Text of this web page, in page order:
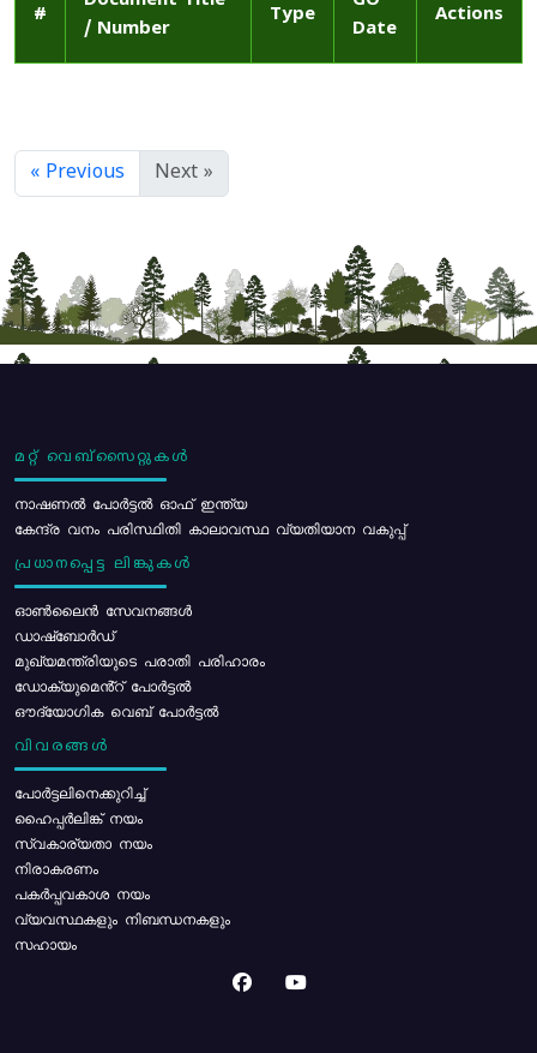
#
/ Number
Type
Date
Actions
« Previous Next »
മറ്റ് വെബ്സൈറ്റുകൾ
നാഷണൽ പോർട്ടൽ ഓഫ് ഇന്ത്യ
കേന്ദ്ര വനം പരിസ്ഥിതി കാലാവസ്ഥ വ്യതിയാന വകുപ്പ്
പ്രധാനപ്പെട്ട ലിങ്കുകൾ
ഓൺലൈൻ സേവനങ്ങൾ
ഡാഷ്ബോർഡ്
മുഖ്യമന്ത്രിയുടെ പരാതി പരിഹാരം
ഡോക്യുമെൻ്റ് പോർട്ടൽ
ഔദ്യോഗിക വെബ് പോർട്ടൽ
വിവരങ്ങൾ
പോര്‍ട്ടലിനെക്കുറിച്ച്
ഹൈപ്പർലിങ്ക് നയം
സ്വകാര്യതാ നയം
നിരാകരണം
പകർപ്പവകാശ നയം
വ്യവസ്ഥകളും നിബന്ധനകളും
സഹായം